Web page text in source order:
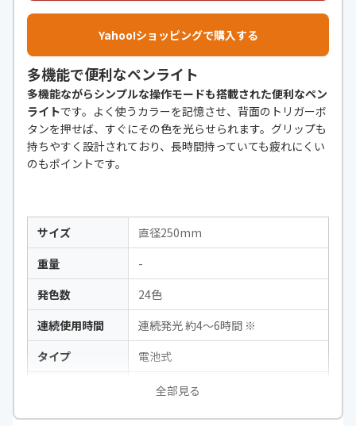
Yahoo!ショッピングで購入する
多機能で便利なペンライト
多機能ながらシンプルな操作モードも搭載された便利なペン
ライトです。よく使うカラーを記憶させ、背面のトリガーボ
タンを押せば、すぐにその色を光らせられます。グリップも
持ちやすく設計されており、長時間持っていても疲れにくい
のもポイントです。
サイズ
直径250mm
重量
-
発色数
24色
連続使用時間
連続発光 約4〜6時間 ※
タイプ
電池式
単4形アルカリ3本使用（テスト用乾
全部見る